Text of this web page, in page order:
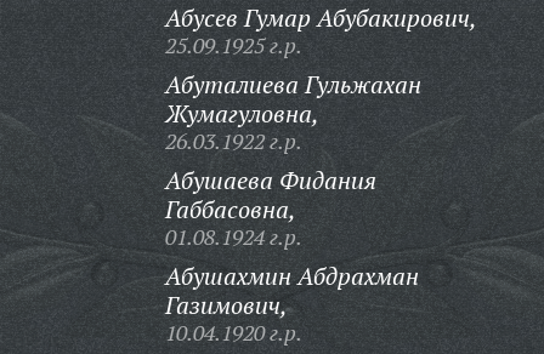
Абусев Гумар Абубакирович,
25.09.1925 г.р.
Абуталиева Гульжахан
Жумагуловна,
26.03.1922 г.р.
Абушаева Фидания
Габбасовна,
01.08.1924 г.р.
Абушахмин Абдрахман
Газимович,
10.04.1920 г.р.